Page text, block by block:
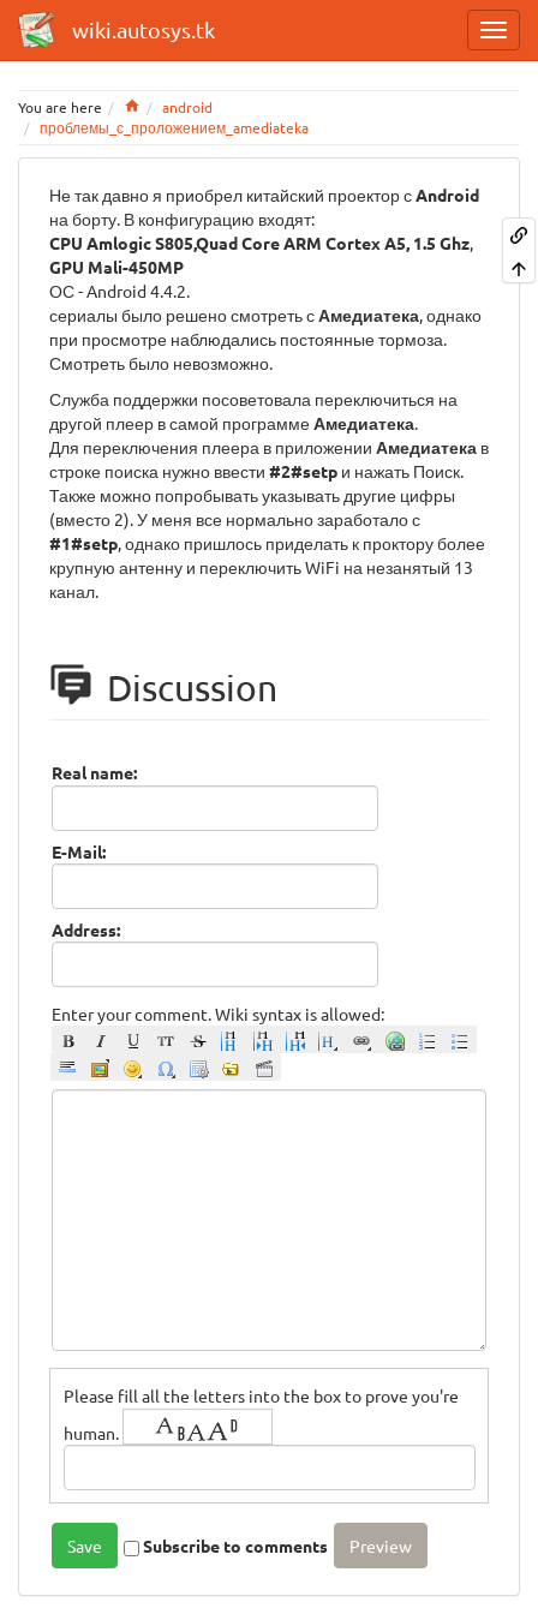
wiki.autosys.tk
You are here Homeandroid
проблемы_с_проложением_amediateka
Не так давно я приобрел китайский проектор сAndroid
на борту. В конфигурацию входят:
CPU Amlogic S805,Quad Core ARM Cortex A5, 1.5 Ghz,
GPU Mali-450MP
ОС - Android 4.4.2.
сериалы было решено смотреть сАмедиатека, однако
при просмотре наблюдались постоянные тормоза.
Смотреть было невозможно.
Служба поддержки посоветовала переключиться на
другой плеер в самой программеАмедиатека.
Для переключения плеера в приложении Амедиатека в
строке поиска нужно ввести #2#setp и нажать Поиск.
Также можно попробывать указывать другие цифры
(вместо 2). У меня все нормально заработало с
#1#setp, однако пришлось приделать к проктору более
крупную антенну и переключить WiFi на незанятый 13
канал.
Discussion
Real name:
E-Mail:
Address:
Enter your comment. Wiki syntax is allowed:
Please fill all the letters into the box to prove you're
human.
Subscribe to comments